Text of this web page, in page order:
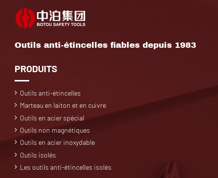
Outils anti-étincelles fiables depuis 1983
PRODUITS
Outils anti-étincelles
Marteau en laiton et en cuivre
Outils en acier spécial
Outils non magnétiques
Outils en acier inoxydable
Outils isolés
Les outils anti-étincelles isolés